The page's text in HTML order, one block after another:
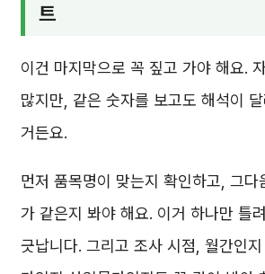
트
이건 마지막으로 꼭 짚고 가야 해요.
많지만, 같은 숫자를 보고도 해석이
거든요.
먼저 품목명이 맞는지 확인하고, 그다
가 같은지 봐야 해요. 이거 하나만 틀
긋납니다. 그리고 조사 시점, 월간인